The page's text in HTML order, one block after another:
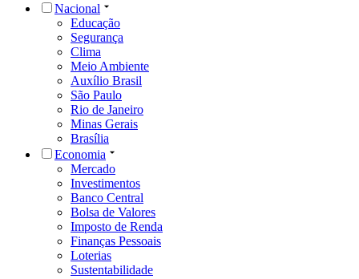
Nacional
Educação
Segurança
Clima
Meio Ambiente
Auxílio Brasil
São Paulo
Rio de Janeiro
Minas Gerais
Brasília
Economia
Mercado
Investimentos
Banco Central
Bolsa de Valores
Imposto de Renda
Finanças Pessoais
Loterias
Sustentabilidade